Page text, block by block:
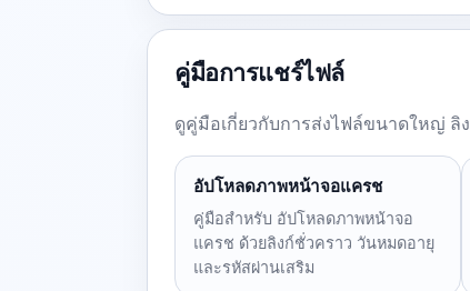
คู่มือการแชร์ไฟล์
ดูคู่มือเกี่ยวกับการส่งไฟล์ขนาดใหญ่ ลิ
อัปโหลดภาพหน้าจอแครช
คู่มือสำหรับ อัปโหลดภาพหน้าจอ
แครช ด้วยลิงก์ชั่วคราว วันหมดอายุ
และรหัสผ่านเสริม